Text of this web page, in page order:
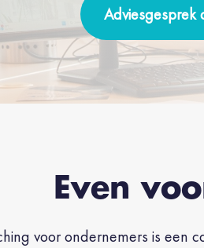
Adviesgesprek
Even
voor ondernemers is een